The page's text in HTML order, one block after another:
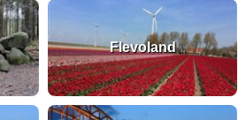
Flevoland